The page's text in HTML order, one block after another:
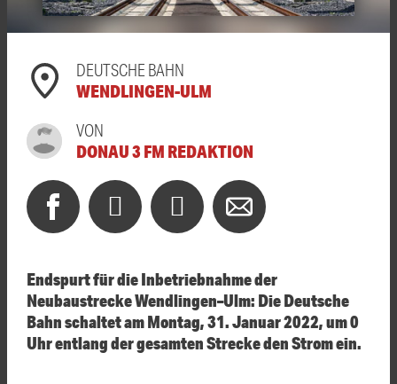
DEUTSCHE BAHN
WENDLINGEN-ULM
VON
DONAU 3 FM REDAKTION
Endspurt für die Inbetriebnahme der
Neubaustrecke Wendlingen–Ulm: Die Deutsche
Bahn schaltet am Montag, 31. Januar 2022, um 0
Uhr entlang der gesamten Strecke den Strom ein.